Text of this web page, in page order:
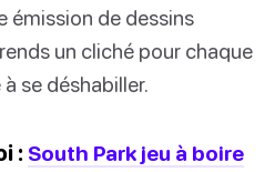
émission de dessins
un cliché pour chaque
se déshabiller.
: South Park jeu à boire